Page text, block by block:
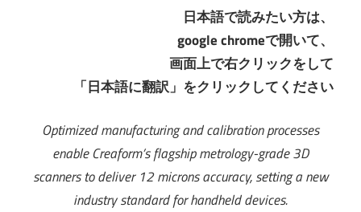
日本語で読みたい方は、
google chromeで開いて、
画面上で右クリックをして
「日本語に翻訳」をクリックしてください
Optimized manufacturing and calibration processes
enable Creaform’s flagship metrology-grade 3D
scanners to deliver 12 microns accuracy, setting a new
industry standard for handheld devices.